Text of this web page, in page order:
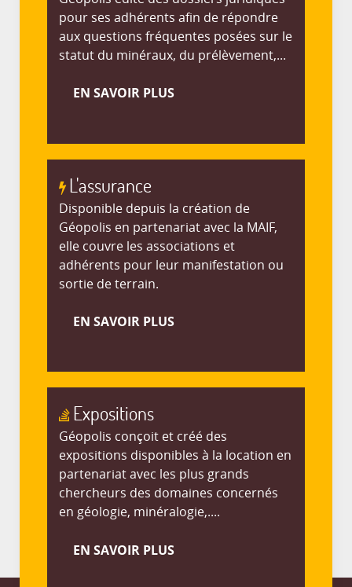
pour ses adhérents afin de répondre
aux questions fréquentes posées sur le
statut du minéraux, du prélèvement,...
EN SAVOIR PLUS
L'assurance
Disponible depuis la création de
Géopolis en partenariat avec la MAIF,
elle couvre les associations et
adhérents pour leur manifestation ou
sortie de terrain.
EN SAVOIR PLUS
Expositions
Géopolis conçoit et créé des
expositions disponibles à la location en
partenariat avec les plus grands
chercheurs des domaines concernés
en géologie, minéralogie,....
EN SAVOIR PLUS